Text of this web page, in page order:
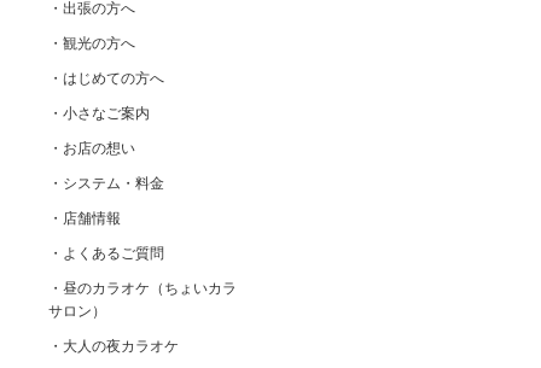
・出張の方へ
・観光の方へ
・はじめての方へ
・小さなご案内
・お店の想い
・システム・料金
・店舗情報
・よくあるご質問
・昼のカラオケ（ちょいカラ
サロン）
・大人の夜カラオケ